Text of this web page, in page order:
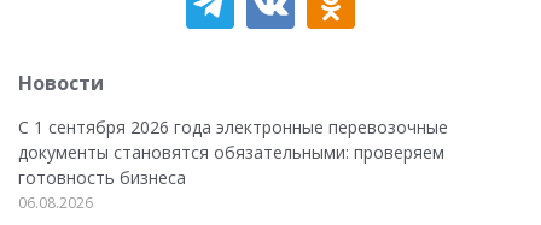
Новости
С 1 сентября 2026 года электронные перевозочные
документы становятся обязательными: проверяем
готовность бизнеса
06.08.2026